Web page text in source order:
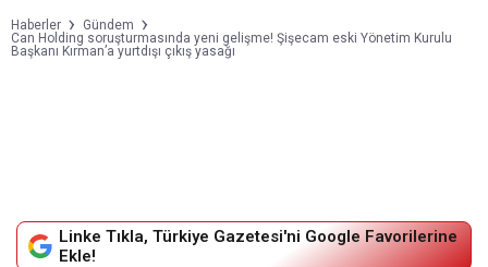
Haberler
Gündem
Can Holding soruşturmasında yeni gelişme! Şişecam eski Yönetim Kurulu
Başkanı Kırman’a yurtdışı çıkış yasağı
Linke Tıkla, Türkiye Gazetesi'ni Google Favorilerine
Ekle!